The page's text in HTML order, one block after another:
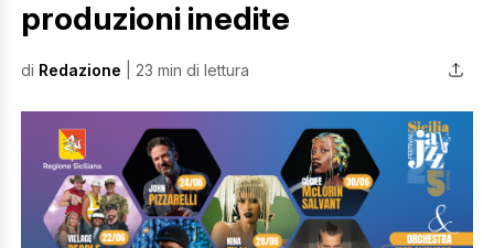
produzioni inedite
di Redazione | 23 min di lettura